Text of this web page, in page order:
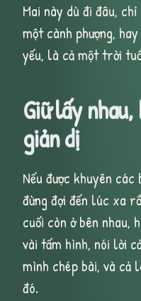
Mai này dù đi đâu,
một cành phượng,
yếu, là cả một trời
Giữ lấy
giản dị
Nếu được khuyên
đừng đợi đến lúc xa
cuối còn ở bên nhau,
vài tấm hình, nói lời
mình chép bài, và cả
đó.